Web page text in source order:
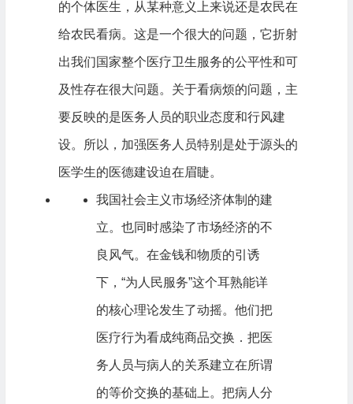
的个体医生，从某种意义上来说还是农民在
给农民看病。这是一个很大的问题，它折射
出我们国家整个医疗卫生服务的公平性和可
及性存在很大问题。关于看病烦的问题，主
要反映的是医务人员的职业态度和行风建
设。所以，加强医务人员特别是处于源头的
医学生的医德建设迫在眉睫。
我国社会主义市场经济体制的建
立。也同时感染了市场经济的不
良风气。在金钱和物质的引诱
下，“为人民服务”这个耳熟能详
的核心理论发生了动摇。他们把
医疗行为看成纯商品交换．把医
务人员与病人的关系建立在所谓
的等价交换的基础上。把病人分